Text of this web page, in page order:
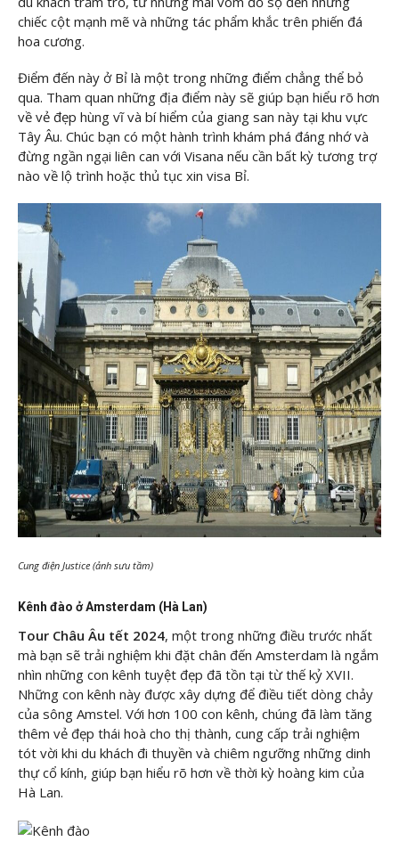
chiếc cột mạnh mẽ và những tác phẩm khắc trên phiến đá
hoa cương.
Điểm đến này ở Bỉ là một trong những điểm chẳng thể bỏ
qua. Tham quan những địa điểm này sẽ giúp bạn hiểu rõ hơn
về vẻ đẹp hùng vĩ và bí hiểm của giang san này tại khu vực
Tây Âu. Chúc bạn có một hành trình khám phá đáng nhớ và
đừng ngần ngại liên can với Visana nếu cần bất kỳ tương trợ
nào về lộ trình hoặc thủ tục xin visa Bỉ.
Cung điện Justice (ảnh sưu tầm)
Kênh đào ở Amsterdam (Hà Lan)
Tour Châu Âu tết 2024, một trong những điều trước nhất
mà bạn sẽ trải nghiệm khi đặt chân đến Amsterdam là ngắm
nhìn những con kênh tuyệt đẹp đã tồn tại từ thế kỷ XVII.
Những con kênh này được xây dựng để điều tiết dòng chảy
của sông Amstel. Với hơn 100 con kênh, chúng đã làm tăng
thêm vẻ đẹp thái hoà cho thị thành, cung cấp trải nghiệm
tót vời khi du khách đi thuyền và chiêm ngưỡng những dinh
thự cổ kính, giúp bạn hiểu rõ hơn về thời kỳ hoàng kim của
Hà Lan.